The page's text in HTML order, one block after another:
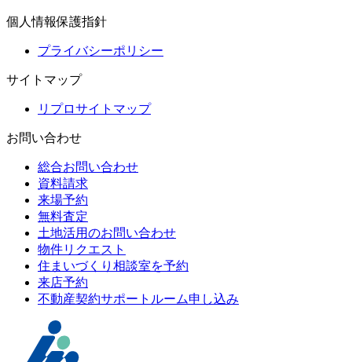
個人情報保護指針
プライバシーポリシー
サイトマップ
リプロサイトマップ
お問い合わせ
総合お問い合わせ
資料請求
来場予約
無料査定
土地活用のお問い合わせ
物件リクエスト
住まいづくり相談室を予約
来店予約
不動産契約サポートルーム申し込み